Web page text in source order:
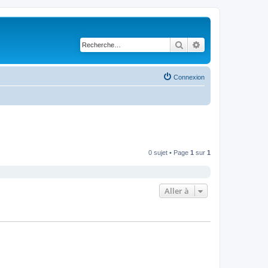
Rechercher
Connexion
0 sujet • Page 1 sur 1
Aller à